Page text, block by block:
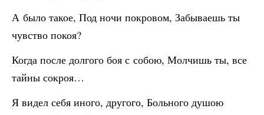
А было такое, Под ночи покровом, Забываешь ты
чувство покоя?
Когда после долгого боя с собою, Молчишь ты, все
тайны сокроя…
Я видел себя иного, другого, Больного душою